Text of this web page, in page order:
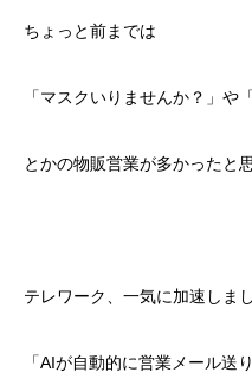
ちょっと前までは
「マスクいりませんか？」や
とかの物販営業が多かったと
テレワーク、一気に加速しま
「AIが自動的に営業メール送